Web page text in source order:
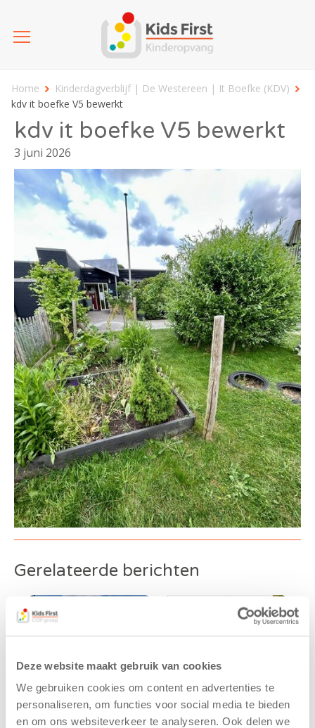
Deze website maakt gebruik van cookies
We gebruiken cookies om content en advertenties te
personaliseren, om functies voor social media te bieden
en om ons websiteverkeer te analyseren. Ook delen we
Home
Kinderdagverblijf | De Westereen | It Boefke (KDV)
kdv it boefke V5 bewerkt
kdv it boefke V5 bewerkt
3 juni 2026
Gerelateerde berichten